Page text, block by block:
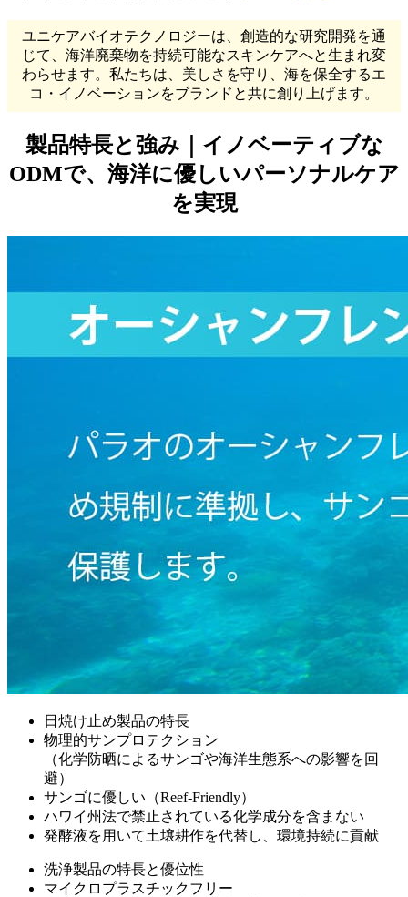
ユニケアバイオテクノロジーは、創造的な研究開発を通
じて、海洋廃棄物を持続可能なスキンケアへと生まれ変
わらせます。私たちは、美しさを守り、海を保全するエ
コ・イノベーションをブランドと共に創り上げます。
製品特長と強み｜イノベーティブな
ODMで、海洋に優しいパーソナルケア
を実現
日焼け止め製品の特長
物理的サンプロテクション
（化学防晒によるサンゴや海洋生態系への影響を回
避）
サンゴに優しい（Reef-Friendly）
ハワイ州法で禁止されている化学成分を含まない
発酵液を用いて土壌耕作を代替し、環境持続に貢献
洗浄製品の特長と優位性
マイクロプラスチックフリー